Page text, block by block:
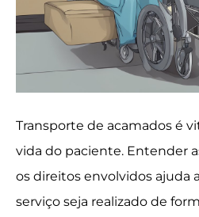
Transporte de acamados é
vida do paciente. Entender
os direitos envolvidos ajuda
serviço seja realizado de